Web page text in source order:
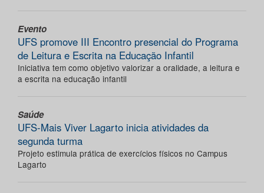
Evento
UFS promove III Encontro presencial do Programa
de Leitura e Escrita na Educação Infantil
Iniciativa tem como objetivo valorizar a oralidade, a leitura e
a escrita na educação infantil
Saúde
UFS-Mais Viver Lagarto inicia atividades da
segunda turma
Projeto estimula prática de exercícios físicos no Campus
Lagarto